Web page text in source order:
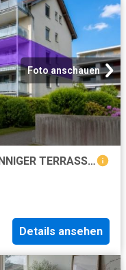
Foto anschauen
HELLE WOHLFÜHLOASE MIT SONNIGER TERRASSE! Kopie
Details ansehen